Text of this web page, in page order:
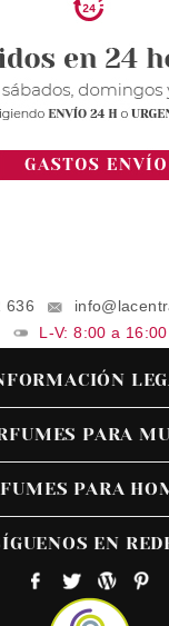
636
L-V: 8:00 a 16:00
PARA
PARA
EN